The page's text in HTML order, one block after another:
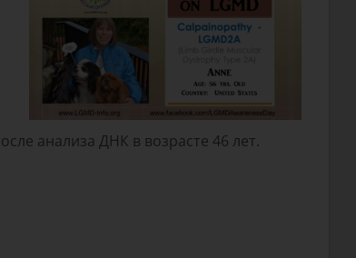
анализа ДНК в возрасте 46 лет.